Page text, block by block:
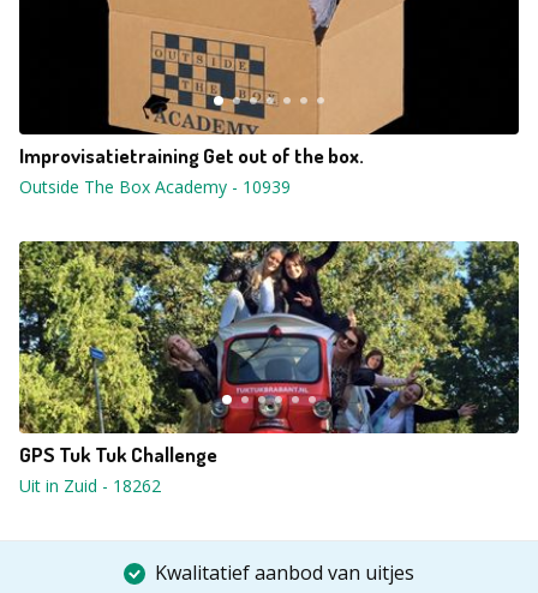
Improvisatietraining Get out of the box.
Outside The Box Academy - 10939
GPS Tuk Tuk Challenge
Uit in Zuid - 18262
Kwalitatief aanbod van uitjes